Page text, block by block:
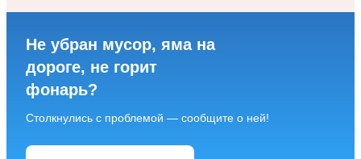
Не убран мусор, яма на
дороге, не горит
фонарь?
Столкнулись с проблемой — сообщите о ней!